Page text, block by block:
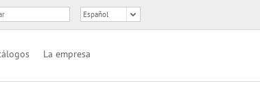
La empresa